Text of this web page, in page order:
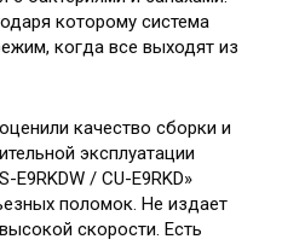
которому система
когда все выходят из
качество сборки и
эксплуатации
/ CU-E9RKD»
поломок. Не издает
скорости. Есть